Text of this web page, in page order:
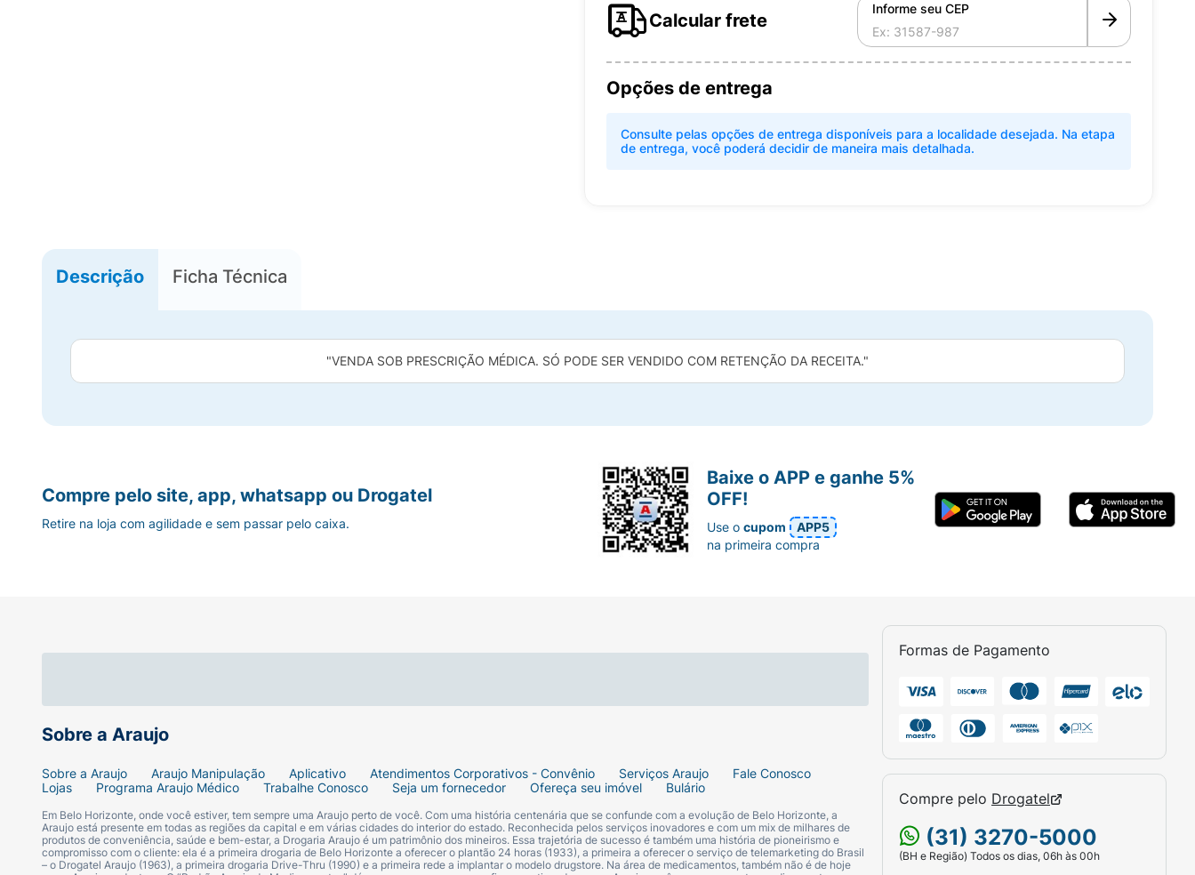
Calcular frete
Informe seu CEP
Opções de entrega
Consulte pelas opções de entrega disponíveis para a localidade desejada. Na etapa
de entrega, você poderá decidir de maneira mais detalhada.
Descrição Ficha Técnica
"VENDA SOB PRESCRIÇÃO MÉDICA. SÓ PODE SER VENDIDO COM RETENÇÃO DA RECEITA."
Sobre a Araujo
Sobre a Araujo Araujo Manipulação Aplicativo Atendimentos Corporativos - Convênio Serviços Araujo
Fale Conosco
Lojas
Programa Araujo Médico Trabalhe Conosco Seja um fornecedor Ofereça seu imóvel Bulário
Em Belo Horizonte, onde você estiver, tem sempre uma Araujo perto de você. Com uma história centenária que se confunde com a evolução de Belo Horizonte, a
Araujo está presente em todas as regiões da capital e em várias cidades do interior do estado. Reconhecida pelos serviços inovadores e com um mix de milhares de
produtos de conveniência, saúde e bem-estar, a Drogaria Araujo é um patrimônio dos mineiros. Essa trajetória de sucesso é também uma história de pioneirismo e
compromisso com o cliente: ela é a primeira drogaria de Belo Horizonte a oferecer o plantão 24 horas (1933), a primeira a oferecer o serviço de telemarketing do Brasil
– o Drogatel Araujo (1963), a primeira drogaria Drive-Thru (1990) e a primeira rede a implantar o modelo drugstore. Na área de medicamentos, também não é de hoje
Formas de Pagamento
Compre pelo Drogatel
(31) 3270-5000
(BH e Região) Todos os dias, 06h às 00h
Compre pelo site, app, whatsapp ou Drogatel
Retire na loja com agilidade e sem passar pelo caixa.
Baixe o APP e ganhe 5%
OFF!
Use ocupom
APP5
na primeira compra